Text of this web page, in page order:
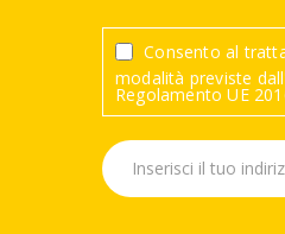
Consento al
modalità previste dall'
Regolamento UE